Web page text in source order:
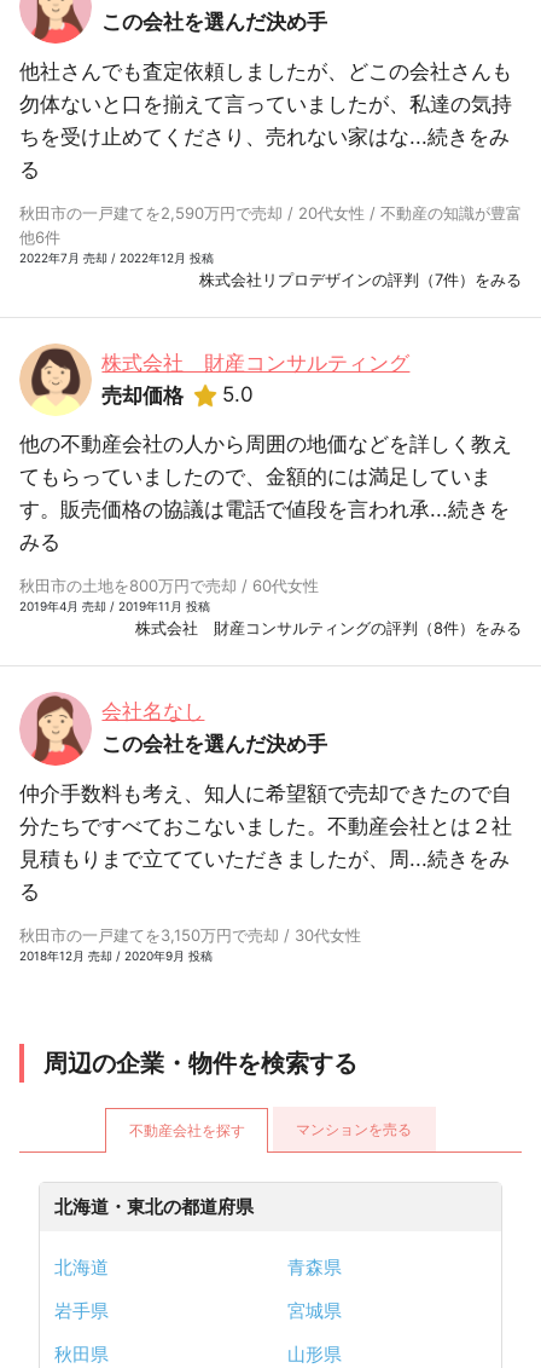
この会社を選んだ決め手
他社さんでも査定依頼しましたが、どこの会社さんも
勿体ないと口を揃えて言っていましたが、私達の気持
ちを受け止めてくださり、売れない家はな...続きをみ
る
秋田市の一戸建てを2,590万円で売却 / 20代女性 / 不動産の知識が豊富
他6件
2022年7月 売却 / 2022年12月 投稿
株式会社リプロデザインの評判（7件）をみる
株式会社 財産コンサルティング
売却価格
5.0
他の不動産会社の人から周囲の地価などを詳しく教え
てもらっていましたので、金額的には満足していま
す。販売価格の協議は電話で値段を言われ承...続きを
みる
秋田市の土地を800万円で売却 / 60代女性
2019年4月 売却 / 2019年11月 投稿
株式会社 財産コンサルティングの評判（8件）をみる
会社名なし
この会社を選んだ決め手
仲介手数料も考え、知人に希望額で売却できたので自
分たちですべておこないました。不動産会社とは２社
見積もりまで立てていただきましたが、周...続きをみ
る
秋田市の一戸建てを3,150万円で売却 / 30代女性
2018年12月 売却 / 2020年9月 投稿
周辺の企業・物件を検索する
不動産会社を探す マンションを売る
北海道・東北の都道府県
北海道
青森県
岩手県
宮城県
秋田県
山形県